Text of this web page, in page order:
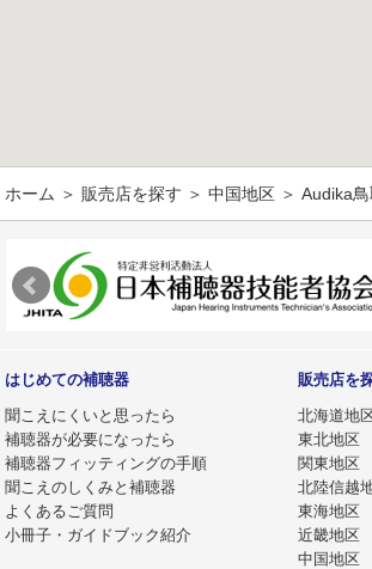
ホーム ＞ 販売店を探す ＞ 中国地区 ＞ Audika
はじめての補聴器
聞こえにくいと思ったら
補聴器が必要になったら
補聴器フィッティングの手順
聞こえのしくみと補聴器
よくあるご質問
小冊子・ガイドブック紹介
販売店を
北海道地
東北地区
関東地区
北陸信越
東海地区
近畿地区
中国地区